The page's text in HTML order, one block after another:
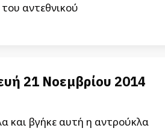
αντεθνικού
21 Νοεμβρίου 2014
και βγήκε αυτή η αντρούκλα